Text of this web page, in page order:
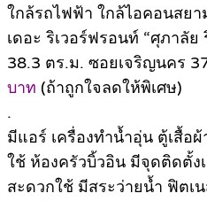
ใกล้รถไฟฟ้า ใกล้ไอคอนสยา
เดอะ ริเวอร์ฟรอนท์ “ศุภาลัย
38.3 ตร.ม. ซอยเจริญนคร
บาท (ถ้าถูกใจลดให้พิเศษ)
.
มีแอร์ เครื่องทำน้ำอุ่น ตู้เสื้อ
ใช้ ห้องครัวบิ้วอิน มีจุดติดตั้ง
สะดวกใช้ มีสระว่ายน้ำ ฟิตเ